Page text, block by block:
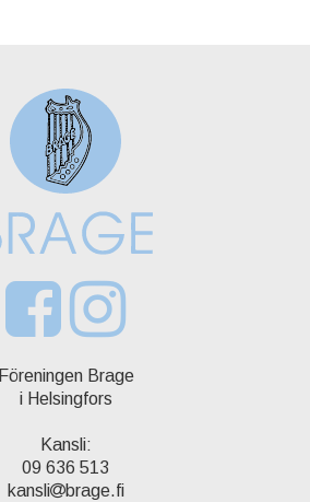
Föreningen Brage
i Helsingfors
Kansli:
09 636 513
kansli
brage.fi